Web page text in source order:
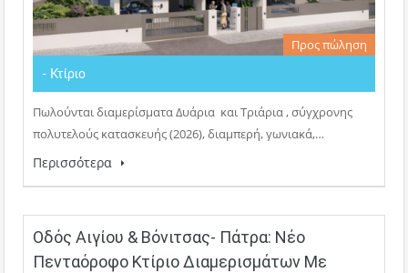
Προς πώληση
- Κτίριο
Πωλούνται διαμερίσματα Δυάρια και Τριάρια , σύγχρονης
πολυτελούς κατασκευής (2026), διαμπερή, γωνιακά,…
Περισσότερα
Οδός Αιγίου & Βόνιτσας- Πάτρα: Νέο
Πενταόροφο Κτίριο Διαμερισμάτων Με